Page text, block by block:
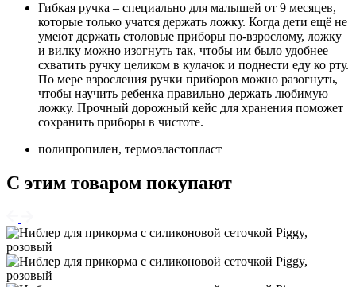
Гибкая ручка – специально для малышей от 9 месяцев,
которые только учатся держать ложку. Когда дети ещё не
умеют держать столовые приборы по-взрослому, ложку
и вилку можно изогнуть так, чтобы им было удобнее
схватить ручку целиком в кулачок и поднести еду ко рту.
По мере взросления ручки приборов можно разогнуть,
чтобы научить ребенка правильно держать любимую
ложку. Прочный дорожный кейс для хранения поможет
сохранить приборы в чистоте.
полипропилен, термоэластопласт
С этим товаром покупают